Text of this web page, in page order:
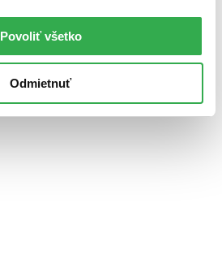
Povoliť všetko
Odmietnuť